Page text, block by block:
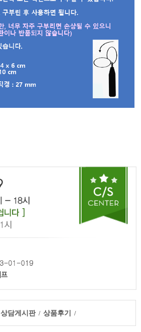
상담게시판/ 상품후기 /